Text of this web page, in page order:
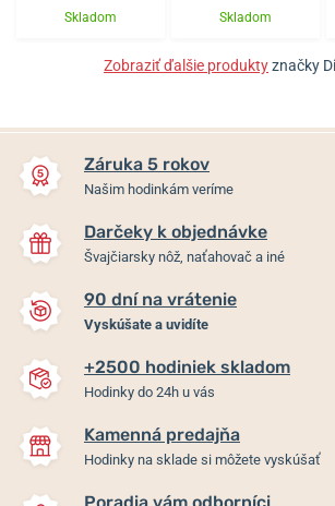
Skladom Skladom
Zobraziť ďalšie produktyznačky
Záruka 5 rokov
Našim hodinkám veríme
Darčeky k objednávke
Švajčiarsky nôž, naťahovač a iné
90 dní na vrátenie
Vyskúšate a uvidíte
+2500 hodiniek skladom
Hodinky do 24h u vás
Kamenná predajňa
Hodinky na sklade si môžete vyskúšať